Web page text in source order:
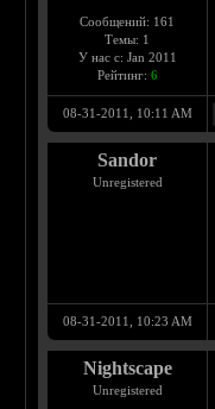
Сообщений: 161
Темы: 1
У нас с: Jan 2011
Рейтинг: 6
08-31-2011, 10:11 AM
Sandor
Unregistered
08-31-2011, 10:23 AM
Nightscape
Unregistered